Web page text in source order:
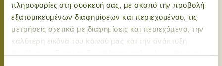
πληροφορίες στη συσκευή σας, με σκοπό την προβολή
εξατομικευμένων διαφημίσεων και περιεχομένου, τις
μετρήσεις σχετικά με διαφημίσεις και περιεχόμενο, την
καλύτερη εικόνα του κοινού μας και την ανάπτυξη
BCAAs: Leucine 8.1g, Isoleucine 5.1g, Valine 5.1g
Glutamic Acid: 13.6g
Other essential aminos: Lysine 7g, Threonine 6.3g,